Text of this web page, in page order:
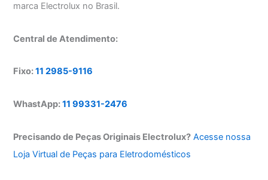
marca Electrolux no Brasil.
Central de Atendimento:
Fixo:11 2985-9116
WhastApp:11 99331-2476
Precisando de Peças Originais Electrolux? Acesse nossa
Loja Virtual de Peças para Eletrodomésticos